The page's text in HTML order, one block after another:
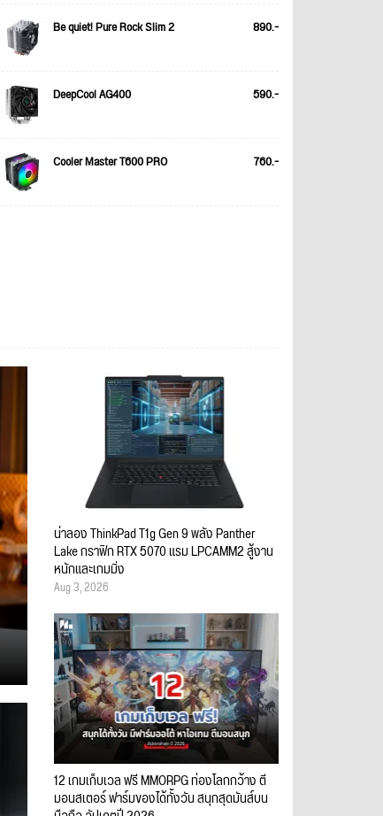
Be quiet! Pure Rock Slim 2 890.-
DeepCool AG400 590.-
Cooler Master T600 PRO 760.-
น่าลอง ThinkPad T1g Gen 9 พลัง Panther
Lake กราฟิก RTX 5070 แรม LPCAMM2 สู้งาน
หนักและเกมมิ่ง
Aug 3, 2026
12 เกมเก็บเวล ฟรี MMORPG ท่องโลกกว้าง ตี
มอนสเตอร์ ฟาร์มของได้ทั้งวัน สนุกสุดมันส์บน